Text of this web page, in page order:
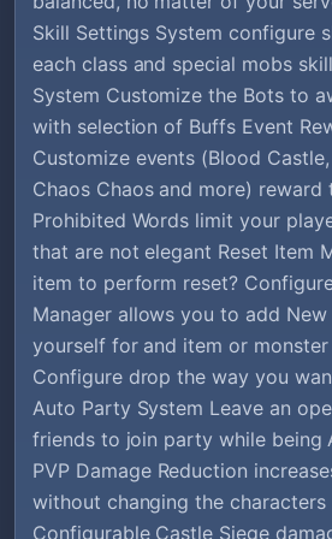
Skill Settings System configure
each class and special mobs
System Customize the Bots to
with selection of Buffs Event
Customize events (Blood
Chaos Chaos and more) reward
Prohibited Words limit your
that are not elegant Reset Item
item to perform reset?
Manager allows you to add New
yourself for and item or
Configure drop the way you
Auto Party System Leave an
friends to join party while being
PVP Damage Reduction
without changing the characters
Configurable Castle Siege